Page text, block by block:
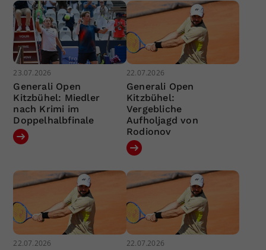
23.07.2026
Generali Open
Kitzbühel: Miedler
nach Krimi im
Doppelhalbfinale
22.07.2026
Generali Open
Kitzbühel:
Vergebliche
Aufholjagd von
Rodionov
22.07.2026 22.07.2026